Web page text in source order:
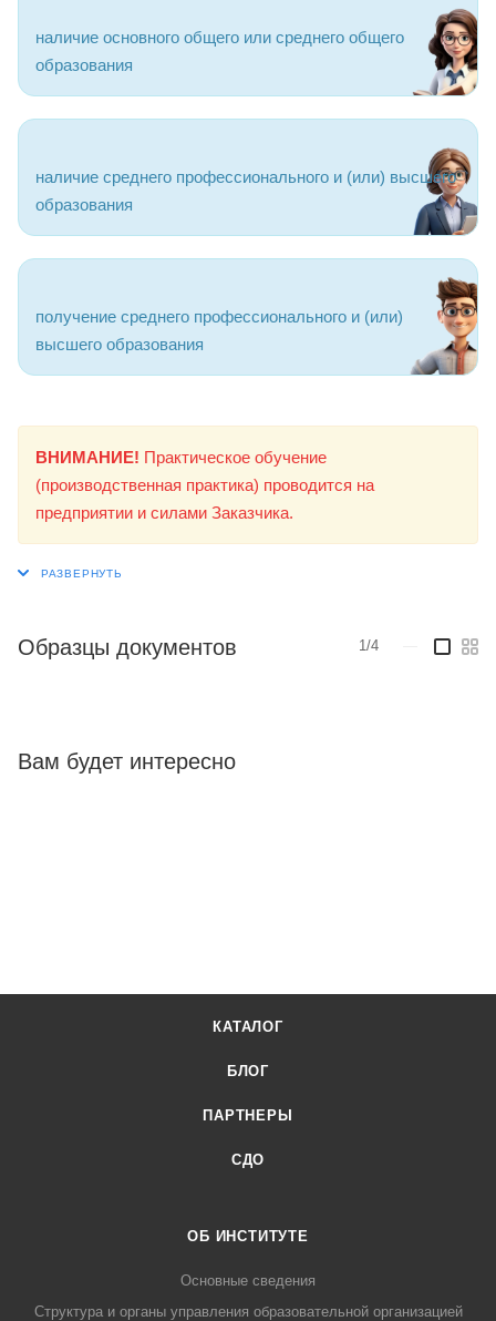
наличие основного общего или среднего общего
образования
наличие среднего профессионального и (или) высшего
образования
получение среднего профессионального и (или)
высшего образования
ВНИМАНИЕ! Практическое обучение
(производственная практика) проводится на
предприятии и силами Заказчика.
Образцы документов 1/4
Вам будет интересно
КАТАЛОГ
БЛОГ
ПАРТНЕРЫ
СДО
ОБ ИНСТИТУТЕ
Основные сведения
Структура и органы управления образовательной организацией